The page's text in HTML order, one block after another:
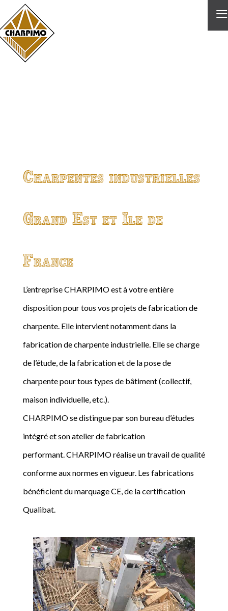
≡
Charpentes industrielles
Grand Est et Ile de
France
L’entreprise CHARPIMO est à votre entière
disposition pour tous vos projets de fabrication de
charpente. Elle intervient notamment dans la
fabrication de charpente industrielle. Elle se charge
de l’étude, de la fabrication et de la pose de
charpente pour tous types de bâtiment (collectif,
maison individuelle, etc.).
CHARPIMO se distingue par son bureau d’études
intégré et son atelier de fabrication
performant. CHARPIMO réalise un travail de qualité
conforme aux normes en vigueur. Les fabrications
bénéficient du marquage CE, de la certification
Qualibat.